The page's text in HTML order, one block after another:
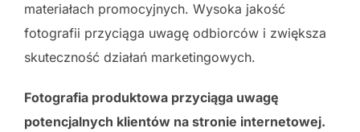
materiałach promocyjnych. Wysoka jakość
fotografii przyciąga uwagę odbiorców i zwiększa
skuteczność działań marketingowych.
Fotografia produktowa przyciąga uwagę
potencjalnych klientów na stronie internetowej.